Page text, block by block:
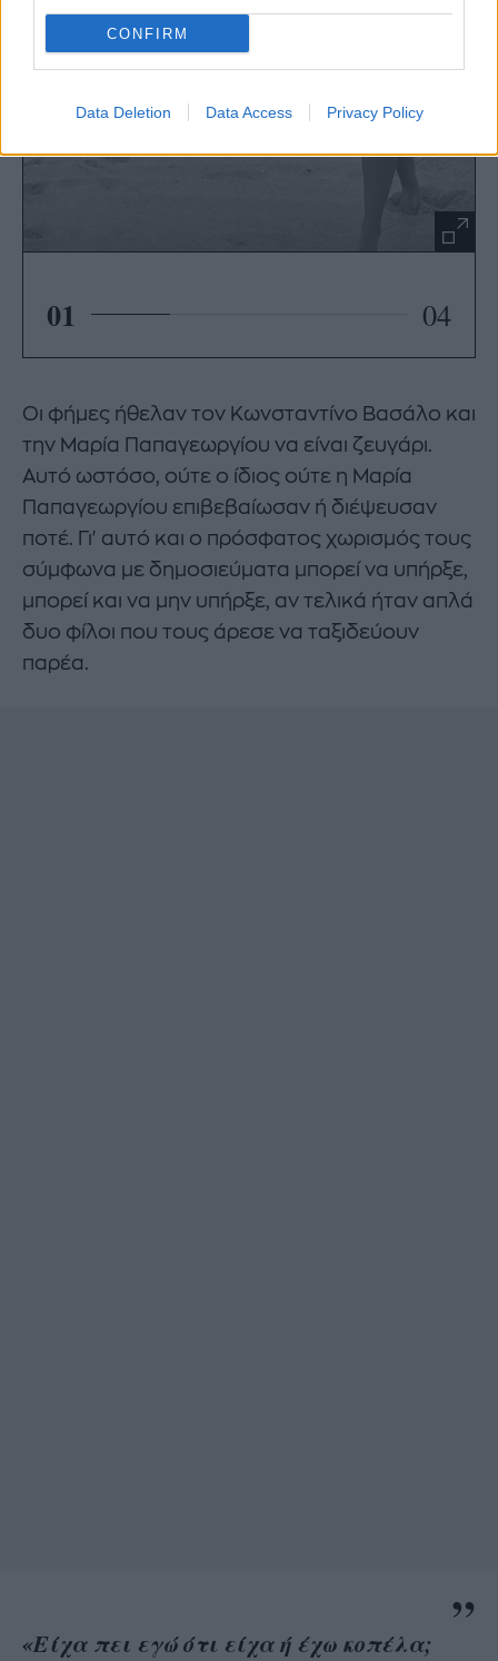
CONFIRM
Data Deletion Data Access Privacy Policy
01 04
Οι φήμες ήθελαν τον Κωνσταντίνο Βασάλο και
την Μαρία Παπαγεωργίου να είναι ζευγάρι.
Αυτό ωστόσο, ούτε ο ίδιος ούτε η Μαρία
Παπαγεωργίου επιβεβαίωσαν ή διέψευσαν
ποτέ. Γι' αυτό και ο πρόσφατος χωρισμός τους
σύμφωνα με δημοσιεύματα μπορεί να υπήρξε,
μπορεί και να μην υπήρξε, αν τελικά ήταν απλά
δυο φίλοι που τους άρεσε να ταξιδεύουν
παρέα.
«Είχα πει εγώ ότι είχα ή έχω κοπέλα;